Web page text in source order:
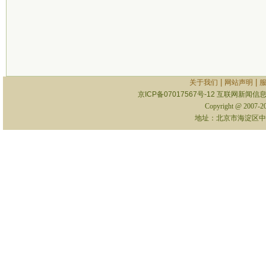
关于我们 网站声明
京ICP备07017567号-12 互联网新闻信
Copyright @ 2007-
地址：北京市海淀区